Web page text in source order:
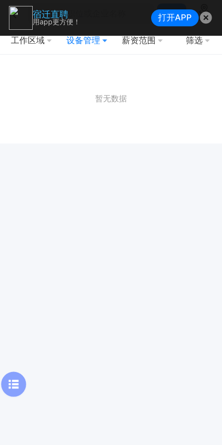
搜索
地图
工作区域 设备管理 薪资范围 筛选
暂无数据
宿迁直聘
用app更方便！ 打开APP